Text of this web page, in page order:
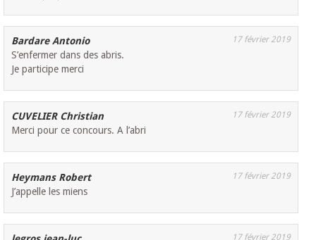
Bardare Antonio 17 février 2019
S’enfermer dans des abris.
Je participe merci
CUVELIER Christian 17 février 2019
Merci pour ce concours. A l’abri
Heymans Robert 17 février 2019
J’appelle les miens
17 février 2019